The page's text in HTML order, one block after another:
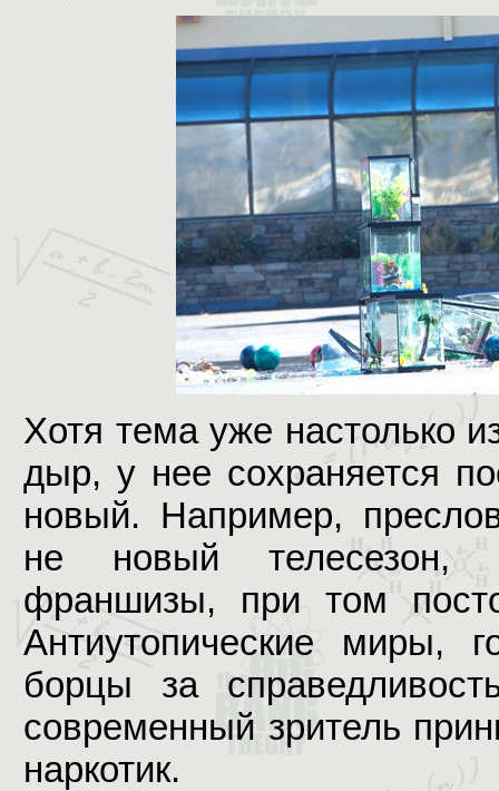
Хотя тема уже настолько
дыр, у нее сохраняется
новый. Например,
не новый телесезон,
франшизы, при том
Антиутопические миры,
борцы за
современный зритель
наркотик.